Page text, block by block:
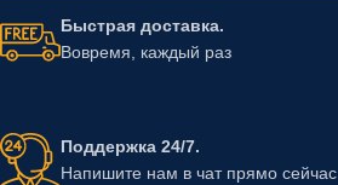
Быстрая доставка.
Вовремя, каждый раз
Поддержка 24/7.
Напишите нам в чат прямо сейчас